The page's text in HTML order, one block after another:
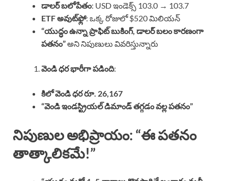
డాలర్ బలోపేతం: USD ఇండెక్స్ 103.0 → 103.7
ETF అవుట్‌ఫ్లో: ఒక్క రోజులో $520 మిలియన్
“యుద్ధం ఉన్నా ప్రాఫిట్ బుకింగ్, డాలర్ బలం కారణంగా
పతనం”అని నిపుణులు వివరిస్తున్నారు
వెండి ధర భారీగా పడింది:
కిలో వెండి ధర రూ. 26,167
“వెండి ఇండస్ట్రియల్ డిమాండ్ తగ్గడం వల్ల పతనం”
నిపుణుల అభిప్రాయం: “ఈ పతనం
తాత్కాలికమే!”